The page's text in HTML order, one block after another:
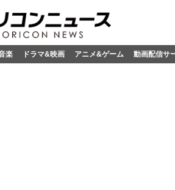
楽 ドラマ&映画 アニメ&ゲーム 動画配信サ